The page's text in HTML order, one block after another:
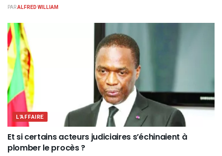
PARALFRED WILLIAM
L'AFFAIRE
Et si certains acteurs judiciaires s’échinaient à
plomber le procès ?